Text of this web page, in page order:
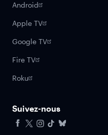
Android
Apple TV
Google TV
Fire TV
Roku
Suivez-nous